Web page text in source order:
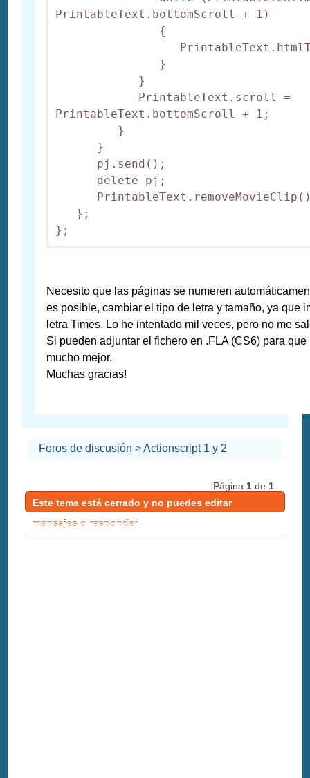
PrintableText.bottomScroll + 1)
{
PrintableText.htmlText
}
}
PrintableText.scroll =
PrintableText.bottomScroll + 1;
}
}
pj.send();
delete pj;
};
};
Necesito que las páginas se numeren
es posible, cambiar el tipo de letra y tamaño, ya que
letra Times. Lo he intentado mil veces, pero no me
Si pueden adjuntar el fichero en .FLA (CS6) para
mucho mejor.
Muchas gracias!
Foros de discusión >Actionscript 1 y 2
Página 1de 1
Este tema está cerrado y no puedes editar
mensajes o responder